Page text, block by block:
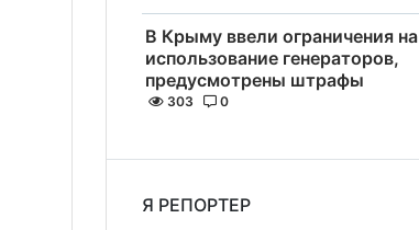
В Крыму ввели ограничения на
использование генераторов,
предусмотрены штрафы
303 0
Я РЕПОРТЕР